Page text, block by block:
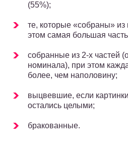
(55%);
те, которые «собраны» из
этом самая большая
собранные из 2-х частей
номинала), при этом
более, чем наполовину;
выцвевшие, если
остались целыми;
бракованные.